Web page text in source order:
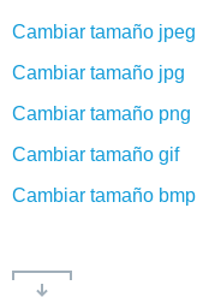
Cambiar tamaño jpeg
Cambiar tamaño jpg
Cambiar tamaño png
Cambiar tamaño gif
Cambiar tamaño bmp